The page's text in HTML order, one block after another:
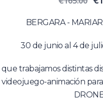
BERGARA -
30 de junio al 4 de
trabajamos distintas
animación